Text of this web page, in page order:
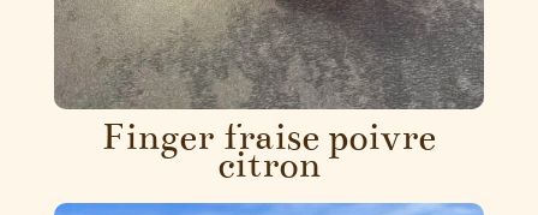
Finger fraise poivre
citron